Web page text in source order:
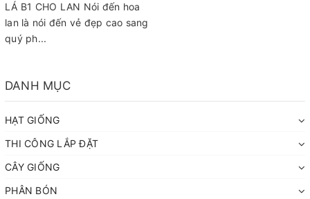
LÁ B1 CHO LAN Nói đến hoa
lan là nói đến vẻ đẹp cao sang
quý ph...
DANH MỤC
HẠT GIỐNG
THI CÔNG LẮP ĐẶT
CÂY GIỐNG
PHÂN BÓN